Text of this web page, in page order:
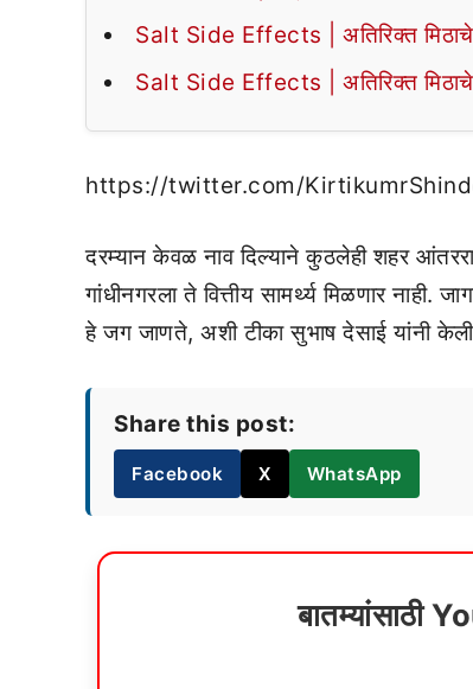
Salt Side Effects | अतिरिक्त मिठाचे
Salt Side Effects | अतिरिक्त मिठाचे
https://twitter.com/
दरम्यान केवळ नाव दिल्याने कुठलेही शहर
गांधीनगरला ते वित्तीय सामर्थ्य मिळणार
हे जग जाणते, अशी टीका सुभाष देसाई यांनी
Share this post:
Facebook X WhatsApp
बातम्यांसाठी